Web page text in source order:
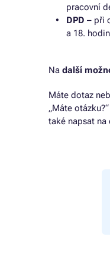
pracovní
DPD – při
a 18.
Na další
Máte dotaz
„Máte
také napsat na